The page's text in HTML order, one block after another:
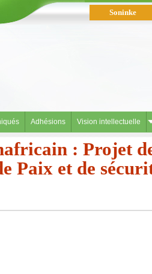
Soninke
Adhésions Vision intellectuelle
: Projet
Paix et de